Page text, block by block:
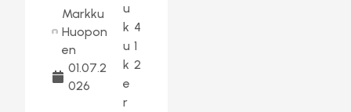
Markku
Huopon
en
01.07.2
026
u
k
u
k
e
r
4
1
2